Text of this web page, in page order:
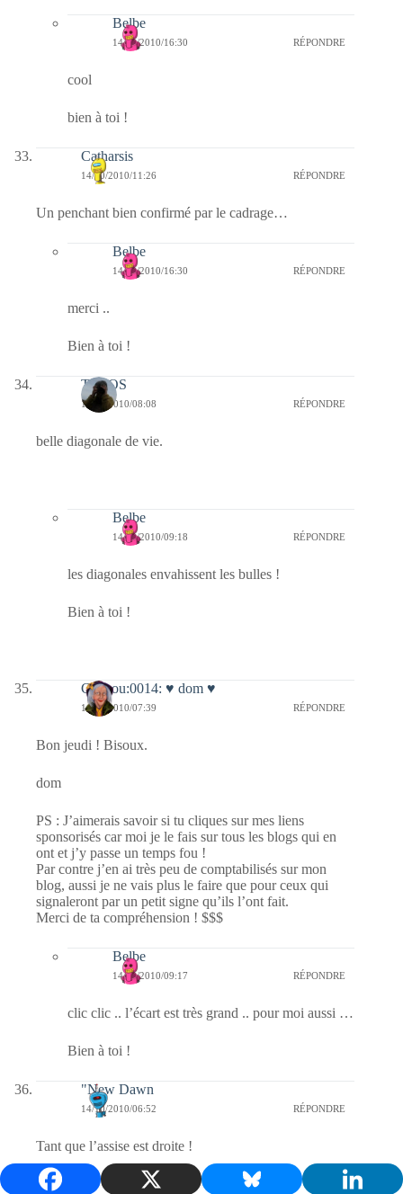
Belbe
14/10/2010/16:30 RÉPONDRE
cool
bien à toi !
Catharsis
14/10/2010/11:26 RÉPONDRE
Un penchant bien confirmé par le cadrage…
Belbe
14/10/2010/16:30 RÉPONDRE
merci ..
Bien à toi !
TELOS
14/10/2010/08:08 RÉPONDRE
belle diagonale de vie.
Belbe
14/10/2010/09:18 RÉPONDRE
les diagonales envahissent les bulles !
Bien à toi !
Coucou:0014: ♥ dom ♥
14/10/2010/07:39 RÉPONDRE
Bon jeudi ! Bisoux.
dom
PS : J’aimerais savoir si tu cliques sur mes liens
sponsorisés car moi je le fais sur tous les blogs qui en
ont et j’y passe un temps fou !
Par contre j’en ai très peu de comptabilisés sur mon
blog, aussi je ne vais plus le faire que pour ceux qui
signaleront par un petit signe qu’ils l’ont fait.
Merci de ta compréhension ! $$$
Belbe
14/10/2010/09:17 RÉPONDRE
clic clic .. l’écart est très grand .. pour moi aussi …
Bien à toi !
"New Dawn
14/10/2010/06:52 RÉPONDRE
Tant que l’assise est droite !
Belbe